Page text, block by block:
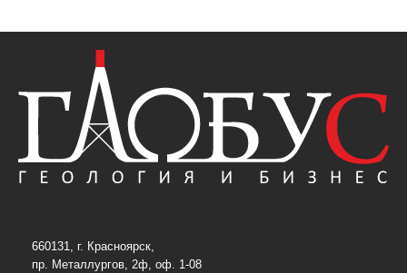
660131, г. Красноярск,
пр. Металлургов, 2ф, оф. 1-08